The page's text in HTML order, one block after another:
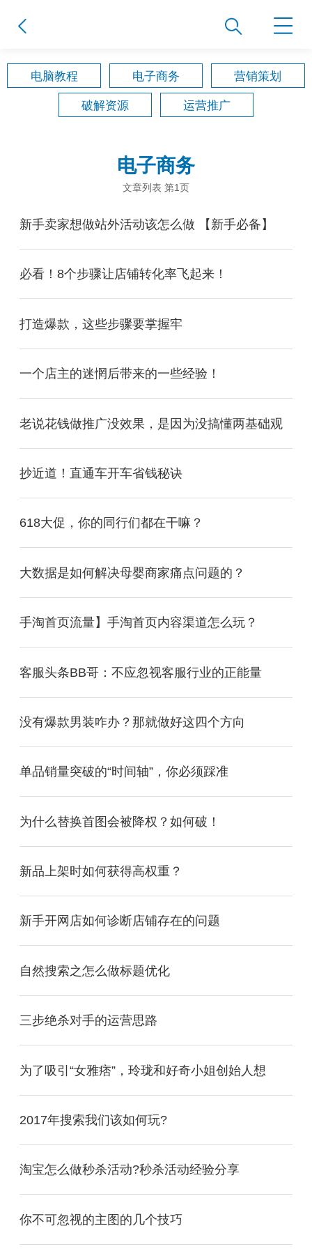
电脑教程 电子商务 营销策划
破解资源 运营推广
电子商务
文章列表 第1页
新手卖家想做站外活动该怎么做 【新手必备】
必看！8个步骤让店铺转化率飞起来！
打造爆款，这些步骤要掌握牢
一个店主的迷惘后带来的一些经验！
老说花钱做推广没效果，是因为没搞懂两基础观
抄近道！直通车开车省钱秘诀
618大促，你的同行们都在干嘛？
大数据是如何解决母婴商家痛点问题的？
手淘首页流量】手淘首页内容渠道怎么玩？
客服头条BB哥：不应忽视客服行业的正能量
没有爆款男装咋办？那就做好这四个方向
单品销量突破的“时间轴”，你必须踩准
为什么替换首图会被降权？如何破！
新品上架时如何获得高权重？
新手开网店如何诊断店铺存在的问题
自然搜索之怎么做标题优化
三步绝杀对手的运营思路
为了吸引“女雅痞”，玲珑和好奇小姐创始人想
2017年搜索我们该如何玩?
淘宝怎么做秒杀活动?秒杀活动经验分享
你不可忽视的主图的几个技巧